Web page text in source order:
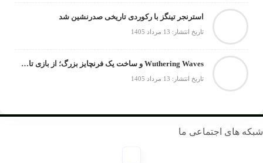
استرنجر تینگز با رکوردی تاریخی صدرنشین شد
تاریخ انتشار: 13 مرداد 1405
Wuthering Waves و ساخت یک فرنچایز بزرگ؛ از بازی تا انیمه
تاریخ انتشار: 13 مرداد 1405
های اجتماعی ما